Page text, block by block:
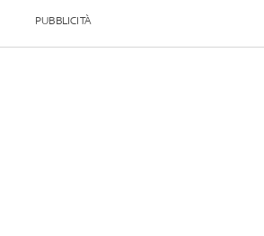
PUBBLICITÀ